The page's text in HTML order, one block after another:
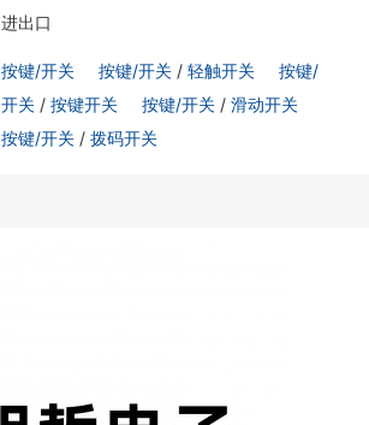
进出口
按键/开关 按键/开关 / 轻触开关
按键/
开关 / 按键开关 按键/开关 / 滑动开关
按键/开关 / 拨码开关